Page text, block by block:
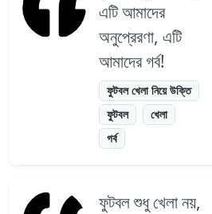
এটি আমাদের
অনুপ্রেরণা, এটি
আমাদের গর্ব!
ফুটবল খেলা নিয়ে উক্তি
ফুটবল
খেলা
গর্ব
ফুটবল শুধু খেলা নয়,